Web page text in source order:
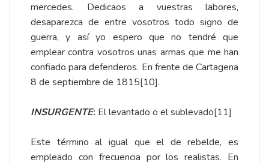
mercedes. Dedicaos a vuestras labores,
desaparezca de entre vosotros todo signo de
guerra, y así yo espero que no tendré que
emplear contra vosotros unas armas que me han
confiado para defenderos. En frente de Cartagena
8 de septiembre de 1815[10].
INSURGENTE: El levantado o el sublevado[11]
Este término al igual que el de rebelde, es
empleado con frecuencia por los realistas. En